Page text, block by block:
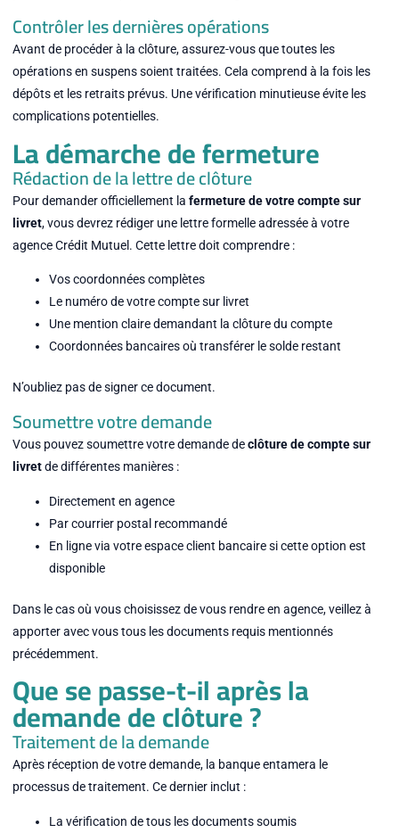
Contrôler les dernières opérations
Avant de procéder à la clôture, assurez-vous que toutes les
opérations en suspens soient traitées. Cela comprend à la fois les
dépôts et les retraits prévus. Une vérification minutieuse évite les
complications potentielles.
La démarche de fermeture
Rédaction de la lettre de clôture
Pour demander officiellement la fermeture de votre compte sur
livret, vous devrez rédiger une lettre formelle adressée à votre
agence Crédit Mutuel. Cette lettre doit comprendre :
Vos coordonnées complètes
Le numéro de votre compte sur livret
Une mention claire demandant la clôture du compte
Coordonnées bancaires où transférer le solde restant
N’oubliez pas de signer ce document.
Soumettre votre demande
Vous pouvez soumettre votre demande declôture de compte sur
livretde différentes manières :
Directement en agence
Par courrier postal recommandé
En ligne via votre espace client bancaire si cette option est
disponible
Dans le cas où vous choisissez de vous rendre en agence, veillez à
apporter avec vous tous les documents requis mentionnés
précédemment.
Que se passe-t-il après la
demande de clôture ?
Traitement de la demande
Après réception de votre demande, la banque entamera le
processus de traitement. Ce dernier inclut :
La vérification de tous les documents soumis